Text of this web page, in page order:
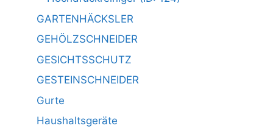
GARTENHÄCKSLER
GEHÖLZSCHNEIDER
GESICHTSSCHUTZ
GESTEINSCHNEIDER
Gurte
Haushaltsgeräte